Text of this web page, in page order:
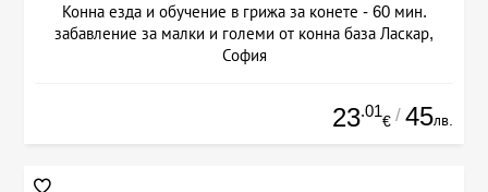
Конна езда и обучение в грижа за конете - 60 мин.
забавление за малки и големи от конна база Ласкар,
София
23.01
€ / 45лв.